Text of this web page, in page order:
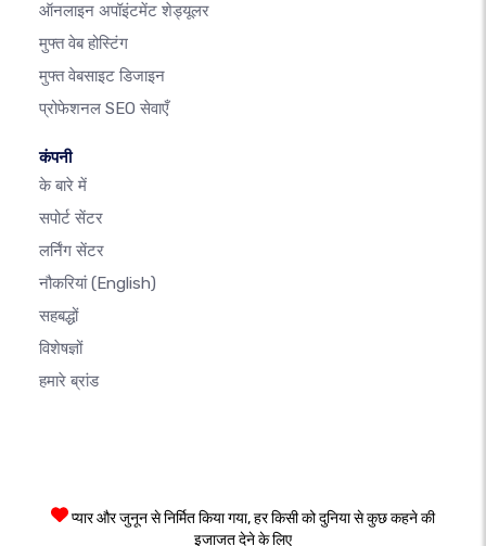
ऑनलाइन अपॉइंटमेंट शेड्यूलर
मुफ्त वेब होस्टिंग
मुफ्त वेबसाइट डिजाइन
प्रोफेशनल SEO सेवाएँ
कंपनी
के बारे में
सपोर्ट सेंटर
लर्निंग सेंटर
नौकरियां(English)
सहबद्धों
विशेषज्ञों
हमारे ब्रांड
प्यार और जुनून से निर्मित किया गया, हर किसी को दुनिया से कुछ कहने की
इजाजत देने के लिए